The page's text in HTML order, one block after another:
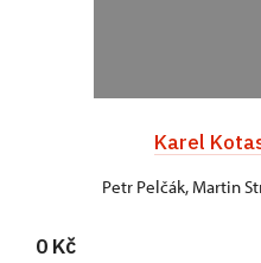
Karel
Petr Pelčák, Martin
0 Kč